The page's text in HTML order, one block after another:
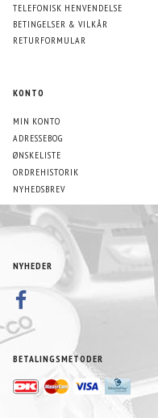
TELEFONISK HENVENDELSE
BETINGELSER & VILKÅR
RETURFORMULAR
KONTO
MIN KONTO
ADRESSEBOG
ØNSKELISTE
ORDREHISTORIK
NYHEDSBREV
NYHEDER
BETALINGSMETODER